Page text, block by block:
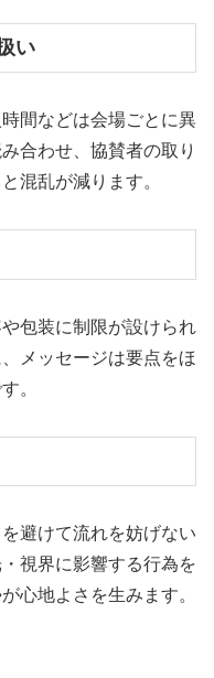
い
間などは会場ごとに異
合わせ、協賛者の取り
混乱が減ります。
包装に制限が設けられ
メッセージは要点をほ
。
避けて流れを妨げない
視界に影響する行為を
心地よさを生みます。